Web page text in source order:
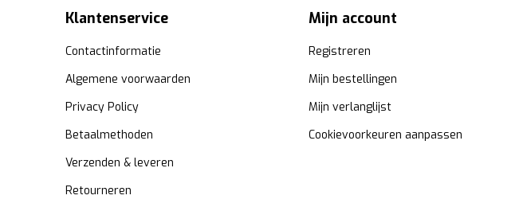
Klantenservice
Contactinformatie
Algemene voorwaarden
Privacy Policy
Betaalmethoden
Verzenden & leveren
Retourneren
Mijn account
Registreren
Mijn bestellingen
Mijn verlanglijst
Cookievoorkeuren aanpassen